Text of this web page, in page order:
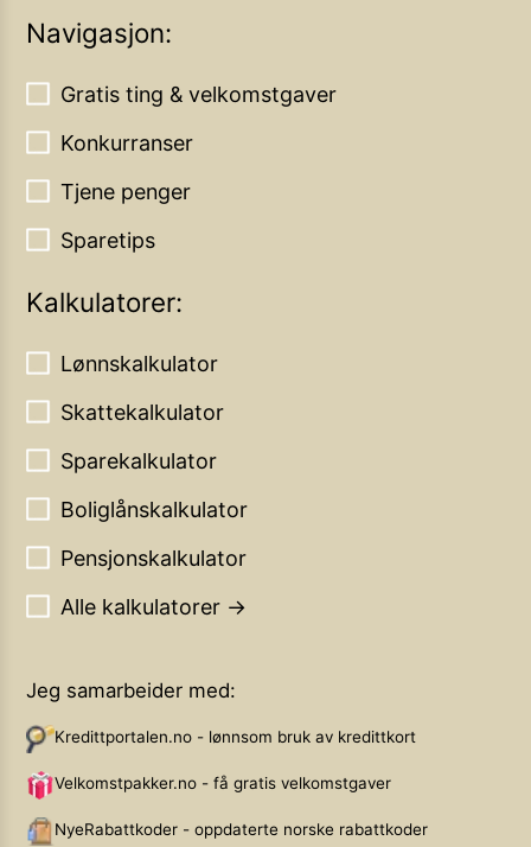
Navigasjon:
Gratis ting & velkomstgaver
Konkurranser
Tjene penger
Sparetips
Kalkulatorer:
Lønnskalkulator
Skattekalkulator
Sparekalkulator
Boliglånskalkulator
Pensjonskalkulator
Alle kalkulatorer →
Jeg samarbeider med:
Kredittportalen.no - lønnsom bruk av kredittkort
Velkomstpakker.no - få gratis velkomstgaver
NyeRabattkoder - oppdaterte norske rabattkoder